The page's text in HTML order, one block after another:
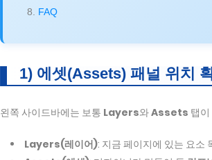
FAQ
1) 에셋(Assets) 패널 위치
왼쪽 사이드바에는 보통 Layers와Assets 탭
Layers(레이어): 지금 페이지에 있는 요소